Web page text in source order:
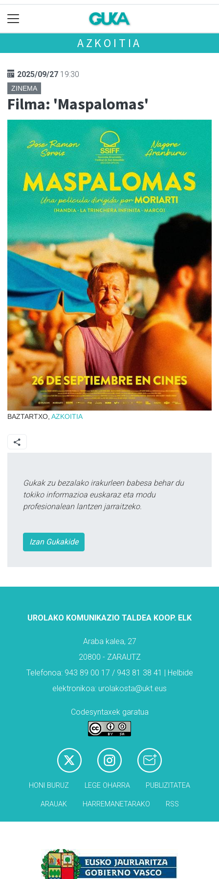
AZKOITIA
2025/09/27 19:30
ZINEMA
Filma: 'Maspalomas'
BAZTARTXO, AZKOITIA
Gukak zu bezalako irakurleen babesa behar du
tokiko informazioa euskaraz eta modu
profesionalean lantzen jarraitzeko.
Izan Gukakide
UROLAKO KOMUNIKAZIO TALDEA KOOP. ELK
Araba kalea, 27
20800 - ZARAUTZ
Telefonoa: 943 89 00 17 / 943 81 38 41 | Helbide
elektronikoa: urolakosta@ukt.eus
Codesyntaxek garatua
HONI BURUZ LEGE OHARRA PUBLIZITATEA
ARAUAK HARREMANETARAKO RSS